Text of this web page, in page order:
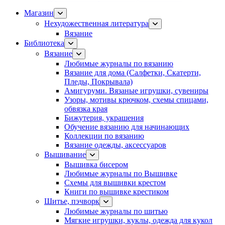
Магазин
Нехудожественная литература
Вязание
Библиотека
Вязание
Любимые журналы по вязанию
Вязание для дома (Салфетки, Скатерти,
Пледы, Покрывала)
Амигуруми. Вязаные игрушки, сувениры
Узоры, мотивы крючком, схемы спицами,
обвязка края
Бижутерия, украшения
Обучение вязанию для начинающих
Коллекции по вязанию
Вязание одежды, аксессуаров
Вышивание
Вышивка бисером
Любимые журналы по Вышивке
Схемы для вышивки крестом
Книги по вышивке крестиком
Шитье, пэчворк
Любимые журналы по шитью
Мягкие игрушки, куклы, одежда для кукол